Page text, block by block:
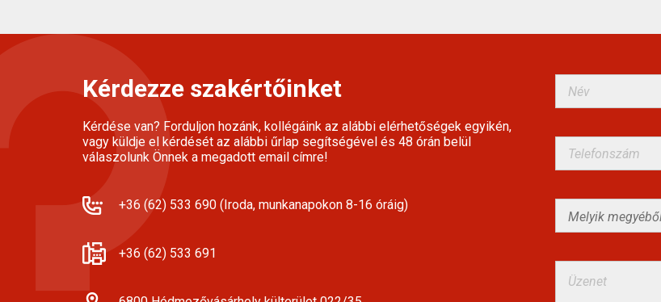
Kérdezze szakértőinket
Kérdése van? Forduljon hozánk, kollégáink az alábbi elérhetőségek egyikén,
vagy küldje el kérdését az alábbi űrlap segítségével és 48 órán belül
válaszolunk Önnek a megadott email címre!
+36 (62) 533 690 (Iroda, munkanapokon 8-16 óráig)
+36 (62) 533 691